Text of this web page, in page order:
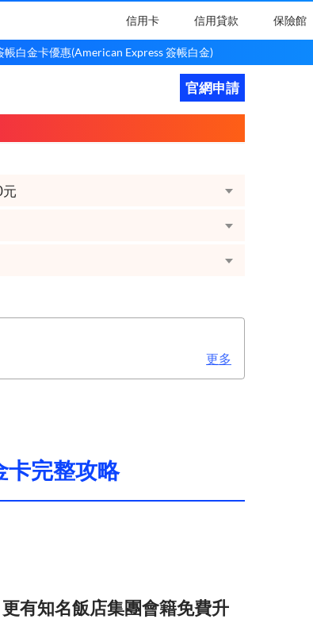
信用卡 信用貸款 保險館
帳白金卡優惠(American Express 簽帳白金)
立即申請
官網申請
更多
卡完整攻略
有知名飯店集團會籍免費升